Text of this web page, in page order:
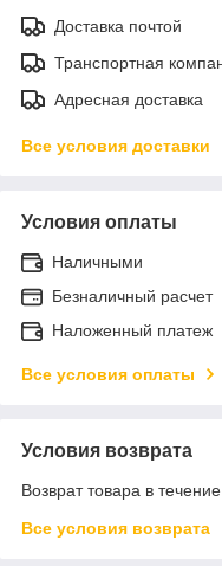
Доставка почтой
Транспортная
Адресная доставка
Все условия доставки
Условия оплаты
Наличными
Безналичный расчет
Наложенный платеж
Все условия оплаты
Условия возврата
Возврат товара в
Все условия возврата